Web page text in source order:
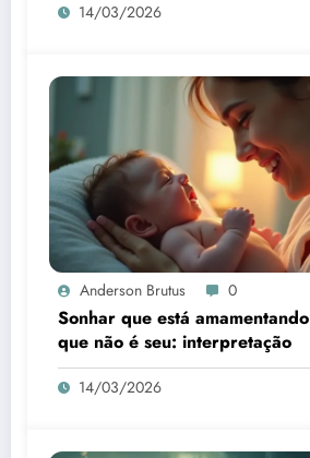
14/03/2026
Anderson Brutus 0
Sonhar que está
que não é seu: interpretação
14/03/2026